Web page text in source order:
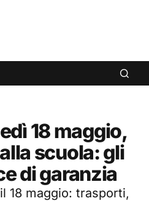
18 maggio,
scuola: gli
di garanzia
18 maggio: trasporti,